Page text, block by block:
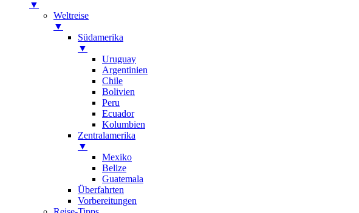
▼
Weltreise
▼
Südamerika
▼
Uruguay
Argentinien
Chile
Bolivien
Peru
Ecuador
Kolumbien
Zentralamerika
▼
Mexiko
Belize
Guatemala
Überfahrten
Vorbereitungen